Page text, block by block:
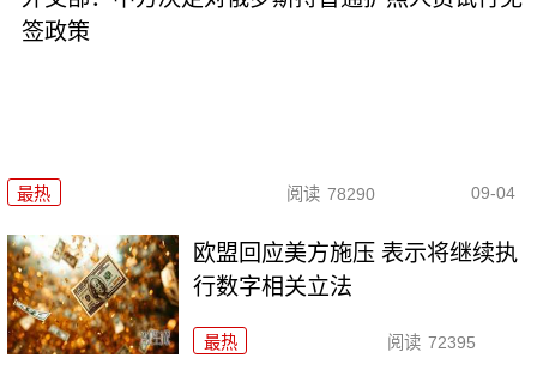
签政策
最热 阅读 78290 09-04
欧盟回应美方施压 表示将继续执
行数字相关立法
最热 阅读 72395